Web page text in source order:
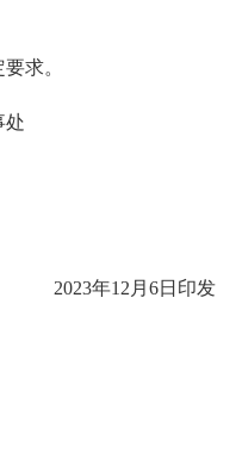
求。
年12月6日印发